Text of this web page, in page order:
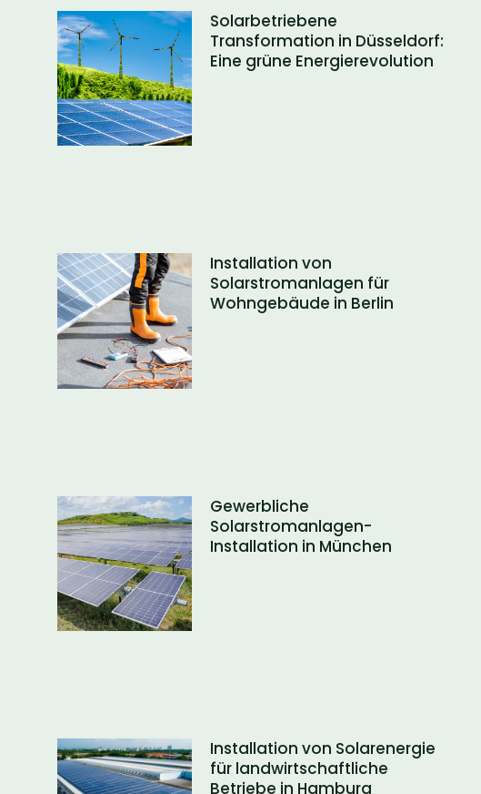
Solarbetriebene
Transformation in Düsseldorf:
Eine grüne Energierevolution
Installation von
Solarstromanlagen für
Wohngebäude in Berlin
Gewerbliche
Solarstromanlagen-
Installation in München
Installation von Solarenergie
für landwirtschaftliche
Betriebe in Hamburg